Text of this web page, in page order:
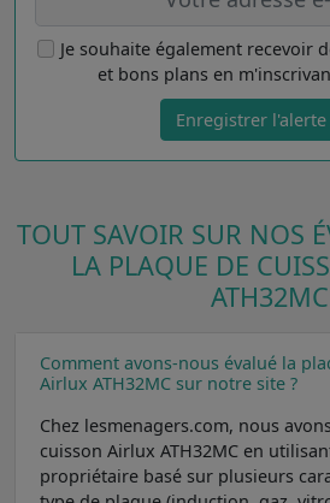
Je souhaite également recevoir
et bons plans en
Enregistrer
TOUT SAVOIR SUR NOS
LA PLAQUE DE
ATH32MC
Comment avons-nous évalué la
Airlux ATH32MC sur notre site ?
Chez lesmenagers.com, nous
cuisson Airlux ATH32MC en
propriétaire basé sur plusieurs